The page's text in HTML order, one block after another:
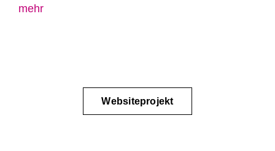
mehr
Websiteprojekt